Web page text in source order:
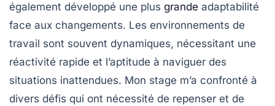
également développé une plus grande adaptabilité
face aux changements. Les environnements de
travail sont souvent dynamiques, nécessitant une
réactivité rapide et l’aptitude à naviguer des
situations inattendues. Mon stage m’a confronté à
divers défis qui ont nécessité de repenser et de